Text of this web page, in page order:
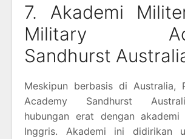
7. Akademi
Military
Sandhurst
Meskipun berbasis di Australia,
Academy Sandhurst
hubungan erat dengan akademi
Inggris. Akademi ini didirikan